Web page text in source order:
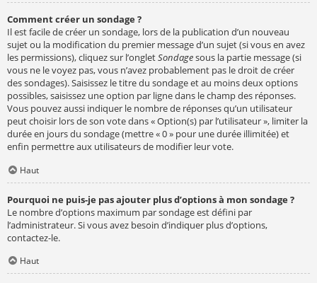
Comment créer un sondage ?
Il est facile de créer un sondage, lors de la publication d’un nouveau
sujet ou la modification du premier message d’un sujet (si vous en avez
les permissions), cliquez sur l’ongletSondagesous la partie message (si
vous ne le voyez pas, vous n’avez probablement pas le droit de créer
des sondages). Saisissez le titre du sondage et au moins deux options
possibles, saisissez une option par ligne dans le champ des réponses.
Vous pouvez aussi indiquer le nombre de réponses qu’un utilisateur
peut choisir lors de son vote dans « Option(s) par l’utilisateur », limiter la
durée en jours du sondage (mettre « 0 » pour une durée illimitée) et
enfin permettre aux utilisateurs de modifier leur vote.
Haut
Pourquoi ne puis-je pas ajouter plus d’options à mon sondage ?
Le nombre d’options maximum par sondage est défini par
l’administrateur. Si vous avez besoin d’indiquer plus d’options,
contactez-le.
Haut